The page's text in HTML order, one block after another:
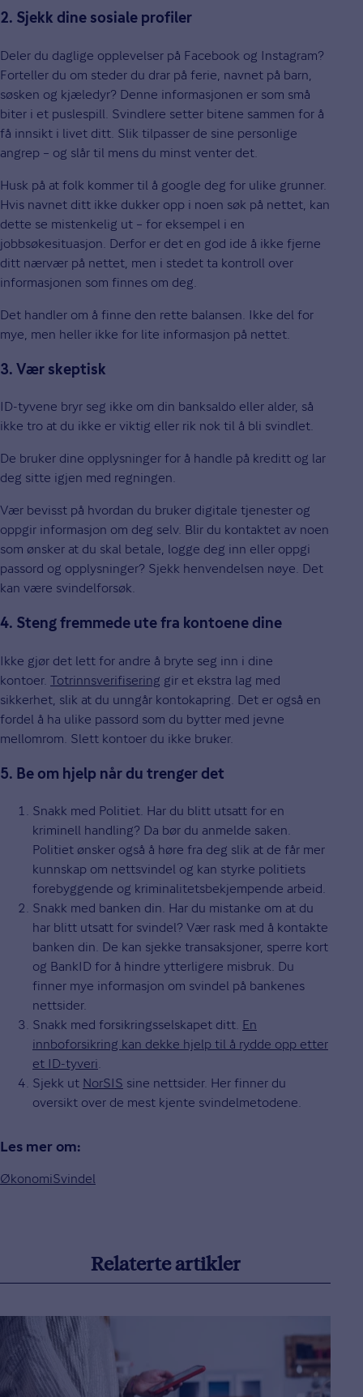
2. Sjekk dine sosiale profiler
Deler du daglige opplevelser på Facebook og Instagram?
Forteller du om steder du drar på ferie, navnet på barn,
søsken og kjæledyr? Denne informasjonen er som små
biter i et puslespill. Svindlere setter bitene sammen for å
få innsikt i livet ditt. Slik tilpasser de sine personlige
angrep – og slår til mens du minst venter det.
Husk på at folk kommer til å google deg for ulike grunner.
Hvis navnet ditt ikke dukker opp i noen søk på nettet, kan
dette se mistenkelig ut – for eksempel i en
jobbsøkesituasjon. Derfor er det en god ide å ikke fjerne
ditt nærvær på nettet, men i stedet ta kontroll over
informasjonen som finnes om deg.
Det handler om å finne den rette balansen. Ikke del for
mye, men heller ikke for lite informasjon på nettet.
3. Vær skeptisk
ID-tyvene bryr seg ikke om din banksaldo eller alder, så
ikke tro at du ikke er viktig eller rik nok til å bli svindlet.
De bruker dine opplysninger for å handle på kreditt og lar
deg sitte igjen med regningen.
Vær bevisst på hvordan du bruker digitale tjenester og
oppgir informasjon om deg selv. Blir du kontaktet av noen
som ønsker at du skal betale, logge deg inn eller oppgi
passord og opplysninger? Sjekk henvendelsen nøye. Det
kan være svindelforsøk.
4. Steng fremmede ute fra kontoene dine
Ikke gjør det lett for andre å bryte seg inn i dine
kontoer. Totrinnsverifisering gir et ekstra lag med
sikkerhet, slik at du unngår kontokapring. Det er også en
fordel å ha ulike passord som du bytter med jevne
mellomrom. Slett kontoer du ikke bruker.
5. Be om hjelp når du trenger det
Snakk med Politiet. Har du blitt utsatt for en
kriminell handling? Da bør du anmelde saken.
Politiet ønsker også å høre fra deg slik at de får mer
kunnskap om nettsvindel og kan styrke politiets
forebyggende og kriminalitetsbekjempende arbeid.
Snakk med banken din. Har du mistanke om at du
har blitt utsatt for svindel? Vær rask med å kontakte
banken din. De kan sjekke transaksjoner, sperre kort
og BankID for å hindre ytterligere misbruk. Du
finner mye informasjon om svindel på bankenes
nettsider.
Snakk med forsikringsselskapet ditt. En
innboforsikring kan dekke hjelp til å rydde opp etter
et ID-tyveri.
Sjekk ut NorSIS sine nettsider. Her finner du
oversikt over de mest kjente svindelmetodene.
Les mer om:
ØkonomiSvindel
Relaterte artikler